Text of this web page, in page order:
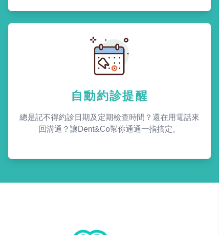
自動約診提醒
總是記不得約診日期及定期檢查時間？還在用電話來
回溝通？讓Dent&Co幫你通通一指搞定。